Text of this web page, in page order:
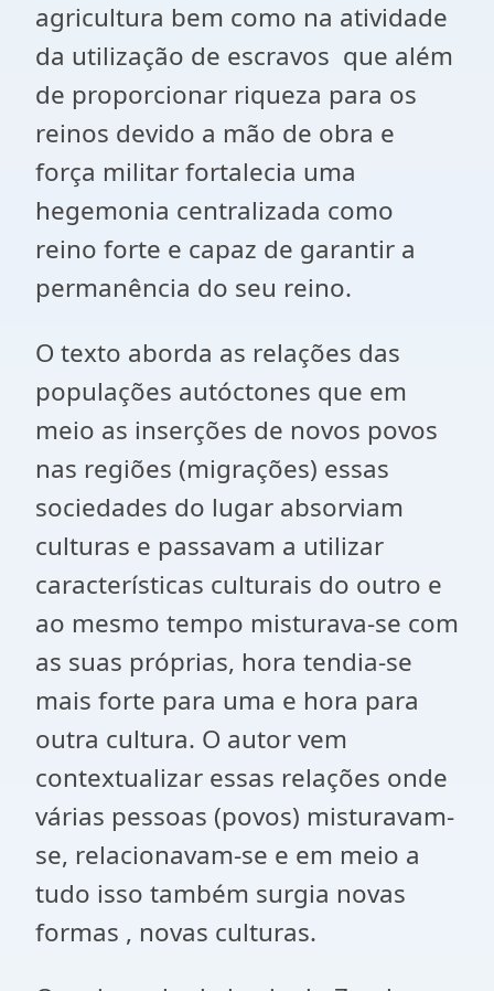
agricultura bem como na atividade
da utilização de escravos que além
de proporcionar riqueza para os
reinos devido a mão de obra e
força militar fortalecia uma
hegemonia centralizada como
reino forte e capaz de garantir a
permanência do seu reino.
O texto aborda as relações das
populações autóctones que em
meio as inserções de novos povos
nas regiões (migrações) essas
sociedades do lugar absorviam
culturas e passavam a utilizar
características culturais do outro e
ao mesmo tempo misturava-se com
as suas próprias, hora tendia-se
mais forte para uma e hora para
outra cultura. O autor vem
contextualizar essas relações onde
várias pessoas (povos) misturavam-
se, relacionavam-se e em meio a
tudo isso também surgia novas
formas , novas culturas.